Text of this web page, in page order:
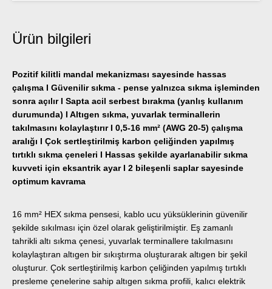
Ürün bilgileri
Pozitif kilitli mandal mekanizması sayesinde hassas
çalışma I Güvenilir sıkma - pense yalnızca sıkma işleminden
sonra açılır I Sapta acil serbest bırakma (yanlış kullanım
durumunda) I Altıgen sıkma, yuvarlak terminallerin
takılmasını kolaylaştırır I 0,5-16 mm² (AWG 20-5) çalışma
aralığı I Çok sertleştirilmiş karbon çeliğinden yapılmış
tırtıklı sıkma çeneleri I Hassas şekilde ayarlanabilir sıkma
kuvveti için eksantrik ayar I 2 bileşenli saplar sayesinde
optimum kavrama
16 mm² HEX sıkma pensesi, kablo ucu yüksüklerinin güvenilir
şekilde sıkılması için özel olarak geliştirilmiştir. Eş zamanlı
tahrikli altı sıkma çenesi, yuvarlak terminallere takılmasını
kolaylaştıran altıgen bir sıkıştırma oluşturarak altıgen bir şekil
oluşturur. Çok sertleştirilmiş karbon çeliğinden yapılmış tırtıklı
presleme çenelerine sahip altıgen sıkma profili, kalıcı elektrik